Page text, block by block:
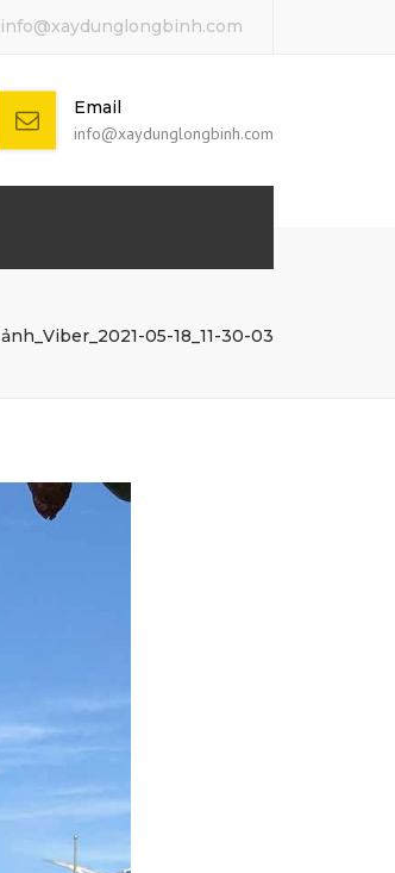
info@xaydunglongbinh.com
Email
info@xaydunglongbinh.com
ảnh_Viber_2021-05-18_11-30-03